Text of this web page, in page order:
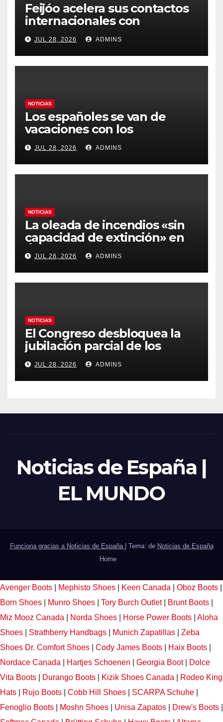
Feijóo acelera sus contactos
internacionales con
Latinoamérica como socio
prioritario en su agenda de
gobierno
JUL 28, 2026 ADMINS
NOTICIAS
Los españoles se van de
vacaciones con los
carburantes hasta un 21%
más caros que el año pasado
y los hoteles disparados
JUL 28, 2026 ADMINS
NOTICIAS
La oleada de incendios «sin
capacidad de extinción» en
Ávila y al oeste de Madrid
obliga a declarar la
emergencia nacional
JUL 28, 2026 ADMINS
NOTICIAS
El Congreso desbloquea la
jubilación parcial de los
trabajadores laborales del
sector público
JUL 28, 2026 ADMINS
Noticias de España |
EL MUNDO
Funciona gracias a Noticias de España Tema: de Noticias de España
Home
Avenger Boots Mephisto Shoes Keen Canada Oboz Boots
Born Shoes
Munro Shoes Tory Burch Outlet Brunt Boots
Miz Mooz Canada
Norda Shoes Horse Power Boots
Aloha
Shoes
Strathberry Handbags Munich Zapatillas
Zeba
Shoes Dr. Comfort Shoes Cody James Boots Haix Boots
Nordace Canada
Hartjes Schoenen Georgia Boot|
Dolce
Vita Boots
Durango Boots Kizik Shoes Canada
Rodeo King
Hats
Rujo Boots Cobb Hill Shoes SCARPA Schuhe
Fenoglio Boots
Moshn Shoes Unisa Zapatos Drew's Boots